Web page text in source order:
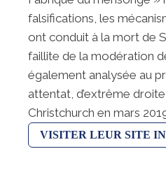
falsifications, les
ont conduit à la mort de
faillite de la modération
également analysée au
attentat, d’extrême
Christchurch en mars
VISITER LEUR SITE